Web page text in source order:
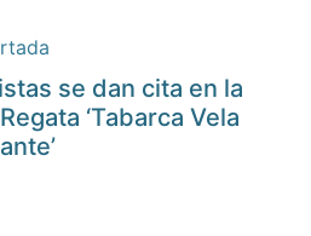
se dan cita en la
‘Tabarca Vela